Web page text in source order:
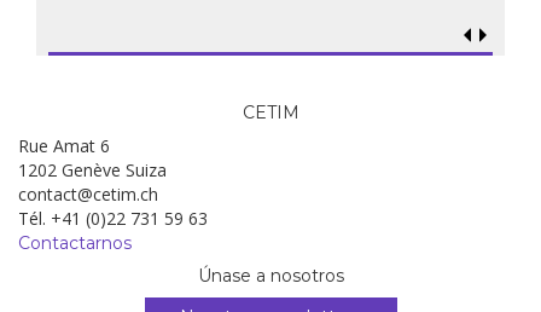
CETIM
Rue Amat 6
1202 Genève Suiza
contact@cetim.ch
Tél. +41 (0)22 731 59 63
Contactarnos
Únase a nosotros